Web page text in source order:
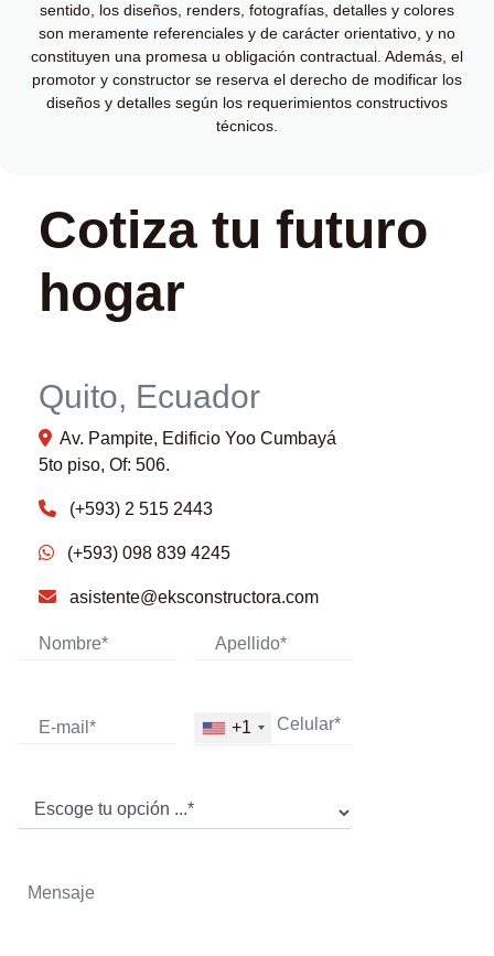
sentido, los diseños, renders, fotografías, detalles y colores
son meramente referenciales y de carácter orientativo, y no
constituyen una promesa u obligación contractual. Además, el
promotor y constructor se reserva el derecho de modificar los
diseños y detalles según los requerimientos constructivos
técnicos.
Cotiza tu futuro
hogar
Quito, Ecuador
Av. Pampite, Edificio Yoo Cumbayá
5to piso, Of: 506.
(+593) 2 515 2443
(+593) 098 839 4245
asistente@eksconstructora.com
+1